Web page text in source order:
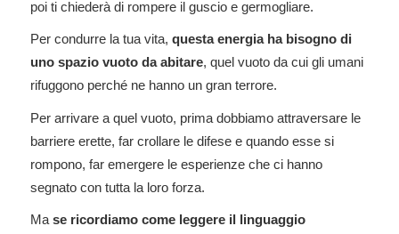
poi ti chiederà di rompere il guscio e germogliare.
Per condurre la tua vita, questa energia ha bisogno di
uno spazio vuoto da abitare, quel vuoto da cui gli umani
rifuggono perché ne hanno un gran terrore.
Per arrivare a quel vuoto, prima dobbiamo attraversare le
barriere erette, far crollare le difese e quando esse si
rompono, far emergere le esperienze che ci hanno
segnato con tutta la loro forza.
Ma se ricordiamo come leggere il linguaggio